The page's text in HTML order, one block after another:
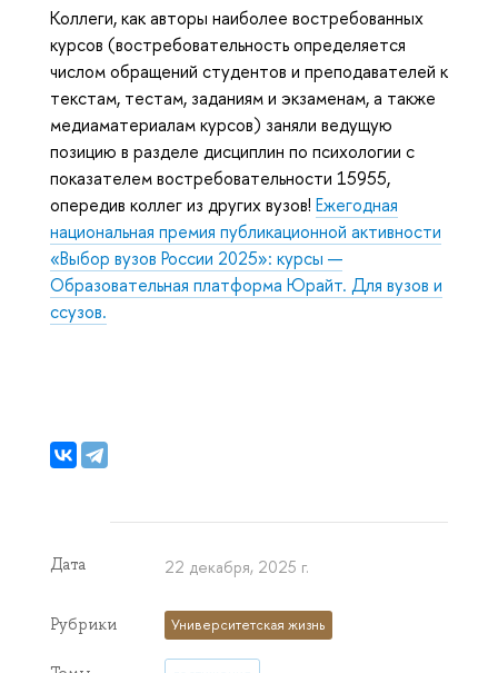
Коллеги, как авторы наиболее востребованных
курсов (востребовательность определяется
числом обращений студентов и преподавателей к
текстам, тестам, заданиям и экзаменам, а также
медиаматериалам курсов) заняли ведущую
позицию в разделе дисциплин по психологии с
показателем востребовательности 15955,
опередив коллег из других вузов! Ежегодная
национальная премия публикационной активности
«Выбор вузов России 2025»: курсы —
Образовательная платформа Юрайт. Для вузов и
ссузов.
Дата 22 декабря, 2025 г.
Рубрики Университетская жизнь